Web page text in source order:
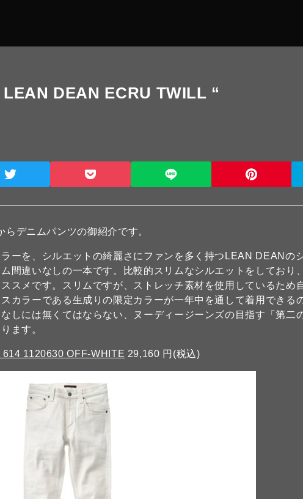
DEAN ECRU TWILL “
らデニムパンツの御紹介です。
ラーを、シルエットの綺麗さにファンを多く持つLEAN DEANの
間違いなしの一本です。比較的スリムなシルエットをしており
スメです。スリムですが、ストレッチ素材を使用しているため
カラーである生成りの限定カラーが一年中を通して着用できる
しには無くてはならない、ヌーディージーンズの目指す「第二
ます。
1120630 OFF-WHITE 29,160 円(税込)